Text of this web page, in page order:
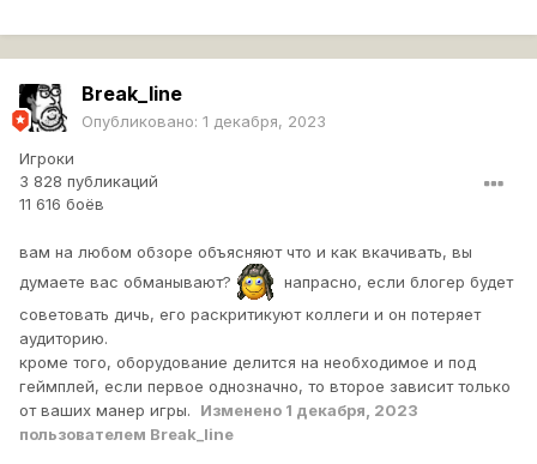
Break_line
Опубликовано: 1 декабря, 2023
Игроки
3 828 публикаций
11 616 боёв
вам на любом обзоре объясняют что и как вкачивать, вы
думаете вас обманывают?
напрасно, если блогер будет
советовать дичь, его раскритикуют коллеги и он потеряет
аудиторию.
кроме того, оборудование делится на необходимое и под
геймплей, если первое однозначно, то второе зависит только
от ваших манер игры. Изменено 1 декабря, 2023
пользователем Break_line